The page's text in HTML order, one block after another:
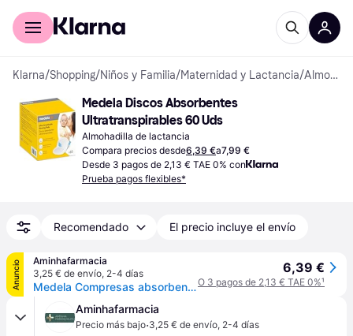
Comprar con Klarna
Klarna/Shopping/Niños y Familia/Maternidad y Lactancia/ Almohadillas de lactancia
Medela Discos Absorbentes
Ultratranspirables 60 Uds
Almohadilla de lactancia
Compara precios desde6,39 €a7,99 €
Desde 3 pagos de 2,13 € TAE 0% con
Prueba pagos flexibles*
Recomendado El precio incluye el envío
Anuncio
Aminhafarmacia
3,25 € de envío, 2-4 días
Medela Compresas absorbentes ultratranspirables x60
6,39 €
O 3 pagos de 2,13 € TAE 0%¹
Aminhafarmacia
Precio más bajo·3,25 € de envío, 2-4 días